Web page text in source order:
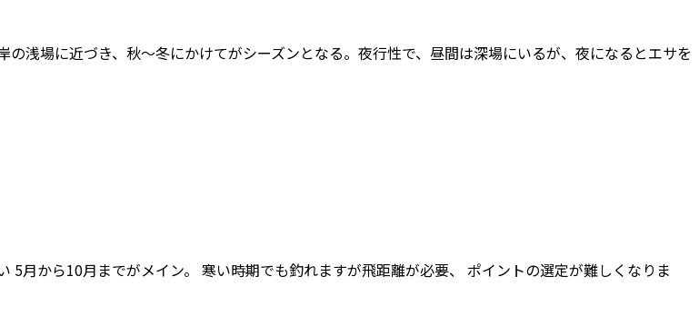
浅場に近づき、秋～冬にかけてがシーズンとなる。夜行性で、昼間は深場にいるが、夜になるとエサを
月から10月までがメイン。 寒い時期でも釣れますが飛距離が必要、 ポイントの選定が難しくなりま